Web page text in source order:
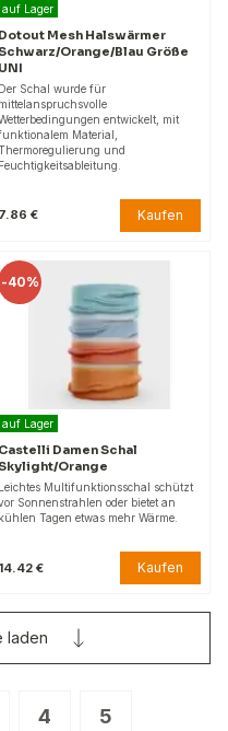
auf Lager
Dotout Mesh Halswärmer
Orange/Blau Größe
UNI
Der Schal wurde für
mittelanspruchsvolle
entwickelt, mit
Material,
und
Feuchtigkeitsableitung.
7.86 € Kaufen
-40%
auf Lager
Castelli Damen Schal
Orange
Leichtes Multifunktionsschal schützt
Sonnenstrahlen oder bietet an
kühlen Tagen etwas mehr Wärme.
14.42 € Kaufen
4 5
laden